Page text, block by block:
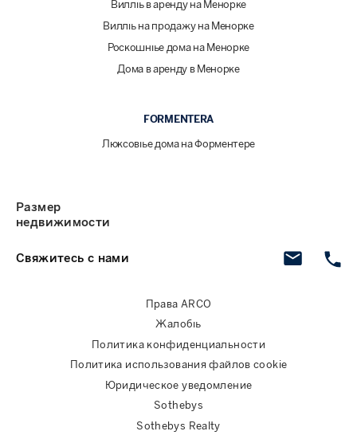
Виллы в аренду на Менорке
Виллы на продажу на Менорке
Роскошные дома на Менорке
Дома в аренду в Менорке
FORMENTERA
Люксовые дома на Форментере
Свяжитесь с нами
Размер
недвижимости
Права ARCO
Жалобы
Политика конфиденциальности
Политика использования файлов cookie
Юридическое уведомление
Sothebys
Sothebys Realty